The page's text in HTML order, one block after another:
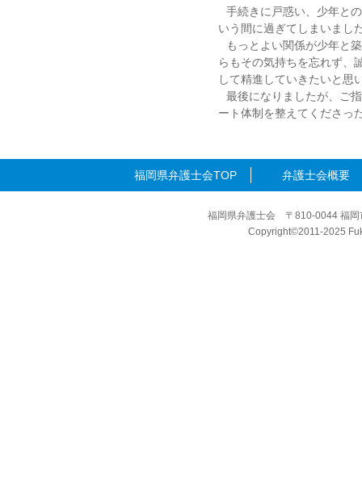
手続きに戸惑い、少年と
いう間に過ぎてしまいまし
もっとよい関係が少年と
らもその気持ちを忘れず、
して精進していきたいと思
最後になりましたが、ご
ート体制を整えてくださっ
福岡県弁護士会TOP 弁護士会概要
福岡県弁護士会 〒810-0044 福
Copyright©2011-2025